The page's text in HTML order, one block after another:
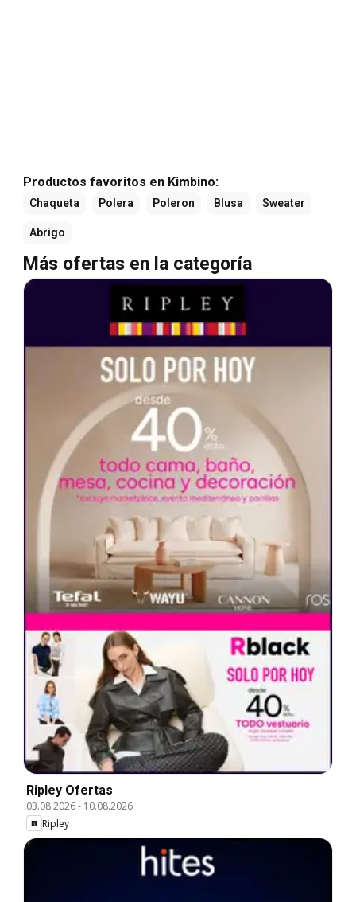
Productos favoritos en Kimbino:
Chaqueta Polera Poleron Blusa Sweater
Abrigo
Más ofertas en la categoría
Ripley Ofertas
03.08.2026- 10.08.2026
Ripley